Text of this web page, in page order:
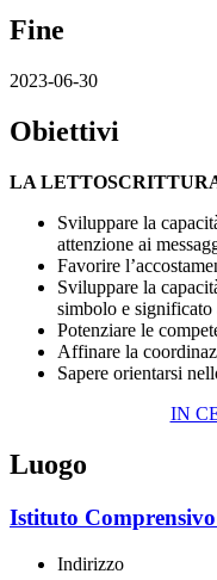
Fine
2023-06-30
Obiettivi
LA
Sviluppare la
attenzione ai
Favorire
Sviluppare la
simbolo e significato
Potenziare le
Affinare la
Sapere orientarsi
IN
Luogo
Istituto
Indirizzo